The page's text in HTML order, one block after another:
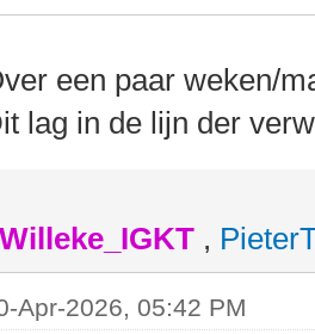
een paar weken/
lag in de lijn der
Willeke_IGKT ,
Apr-2026, 05:42 PM